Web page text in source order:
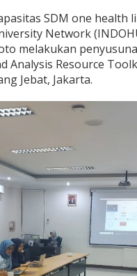
SDM one health
Network
melakukan
Analysis Resource
Jebat, Jakarta.